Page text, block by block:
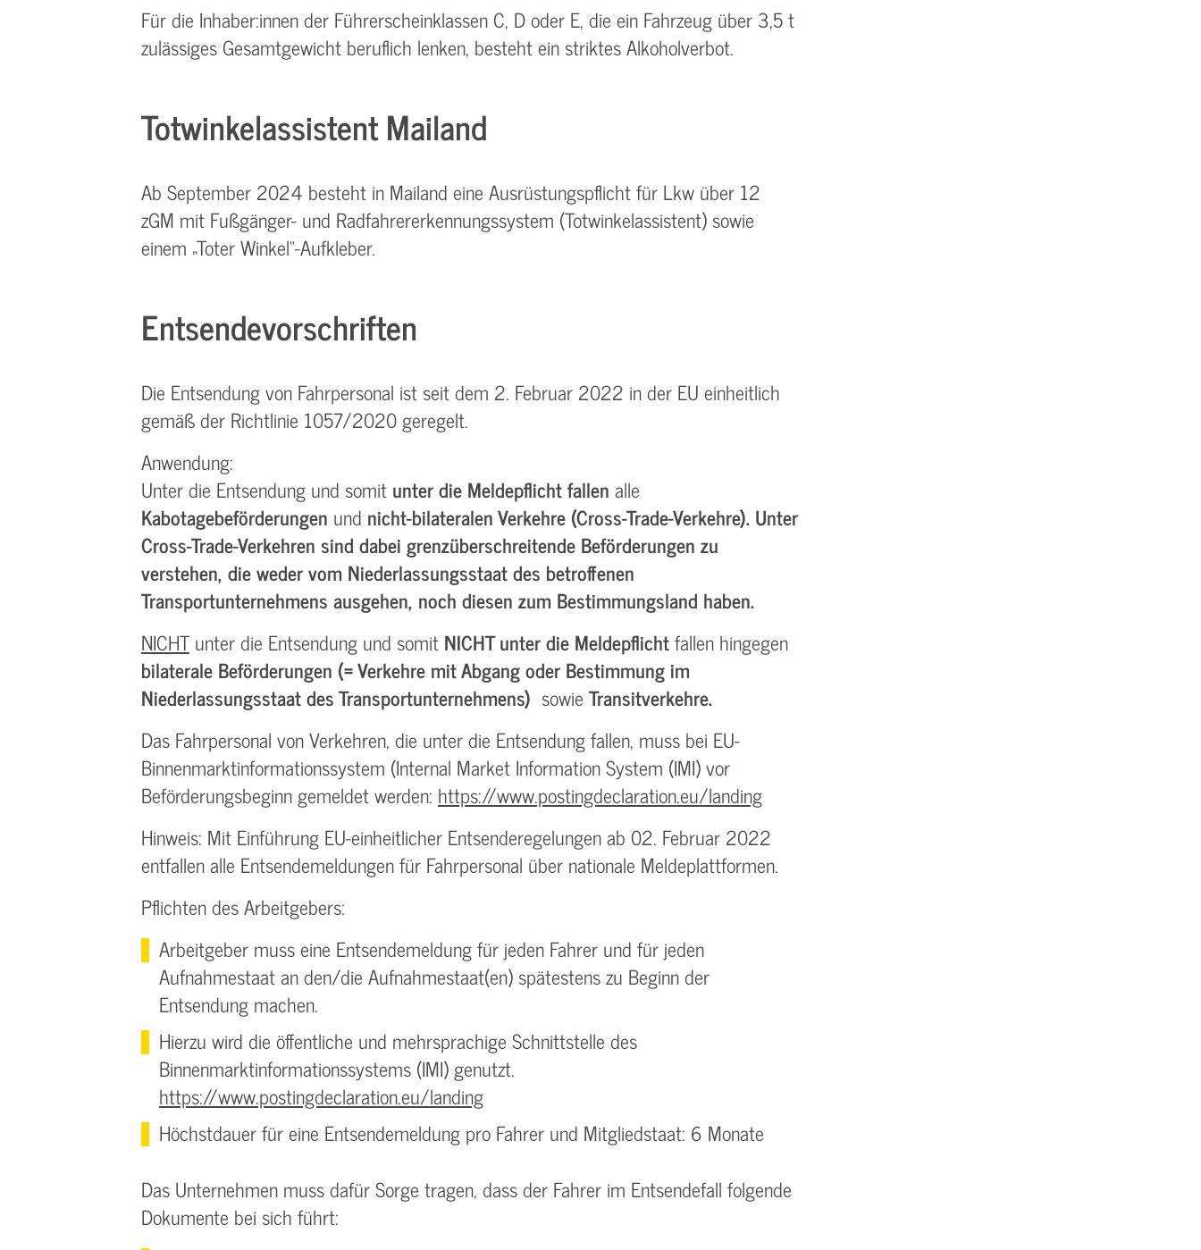
Für die Inhaber:innen der Führerscheinklassen C, D oder E, die ein Fahrzeug über 3,5 t
zulässiges Gesamtgewicht beruflich lenken, besteht ein striktes Alkoholverbot.
Totwinkelassistent Mailand
Ab September 2024 besteht in Mailand eine Ausrüstungspflicht für Lkw über 12
zGM mit Fußgänger- und Radfahrererkennungssystem (Totwinkelassistent) sowie
einem „Toter Winkel“-Aufkleber.
Entsendevorschriften
Die Entsendung von Fahrpersonal ist seit dem 2. Februar 2022 in der EU einheitlich
gemäß der Richtlinie 1057/2020 geregelt.
Anwendung:
Unter die Entsendung und somitunter die Meldepflicht fallenalle
Kabotagebeförderungen und nicht-bilateralen Verkehre (Cross-Trade-Verkehre). Unter
Cross-Trade-Verkehren sind dabei grenzüberschreitende Beförderungen zu
verstehen, die weder vom Niederlassungsstaat des betroffenen
Transportunternehmens ausgehen, noch diesen zum Bestimmungsland haben.
NICHTunter die Entsendung und somitNICHT unter die Meldepflichtfallen hingegen
bilaterale Beförderungen (= Verkehre mit Abgang oder Bestimmung im
Niederlassungsstaat des Transportunternehmens) sowieTransitverkehre.
Das Fahrpersonal von Verkehren, die unter die Entsendung fallen, muss bei EU-
Binnenmarktinformationssystem (Internal Market Information System (IMI) vor
Beförderungsbeginn gemeldet werden: https://www.postingdeclaration.eu/landing
Hinweis: Mit Einführung EU-einheitlicher Entsenderegelungen ab 02. Februar 2022
entfallen alle Entsendemeldungen für Fahrpersonal über nationale Meldeplattformen.
Pflichten des Arbeitgebers:
Arbeitgeber muss eine Entsendemeldung für jeden Fahrer und für jeden
Aufnahmestaat an den/die Aufnahmestaat(en) spätestens zu Beginn der
Entsendung machen.
Hierzu wird die öffentliche und mehrsprachige Schnittstelle des
Binnenmarktinformationssystems (IMI) genutzt.
https://www.postingdeclaration.eu/landing
Höchstdauer für eine Entsendemeldung pro Fahrer und Mitgliedstaat: 6 Monate
Das Unternehmen muss dafür Sorge tragen, dass der Fahrer im Entsendefall folgende
Dokumente bei sich führt: